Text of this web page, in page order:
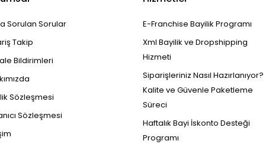
Sorulan Sorular
Takip
Bildirimleri
Sözleşmesi
Sözleşmesi
E-Franchise Bayilik Programı
Xml Bayilik ve Dropshipping
Hizmeti
Siparişleriniz Nasıl Hazırlanıyor?
Kalite ve Güvenle Paketleme
Süreci
Haftalık Bayi İskonto Desteği
Programı